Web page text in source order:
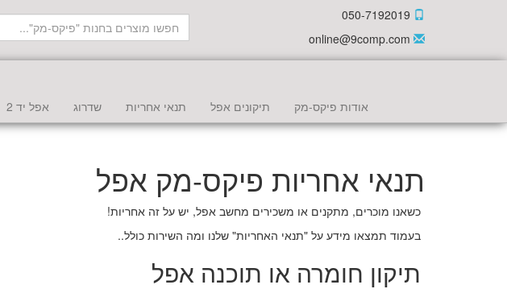
online@9comp.com
אודות פיקס-מק תיקונים אפל תנאי אחריות שדרוג אפל יד 2
תנאי אחריות פיקס-מק אפל
כשאנו מוכרים, מתקנים או משכירים מחשב אפל, יש על זה אחריות!
בעמוד תמצאו מידע על "תנאי האחריות" שלנו ומה השירות כולל..
תיקון חומרה או תוכנה אפל